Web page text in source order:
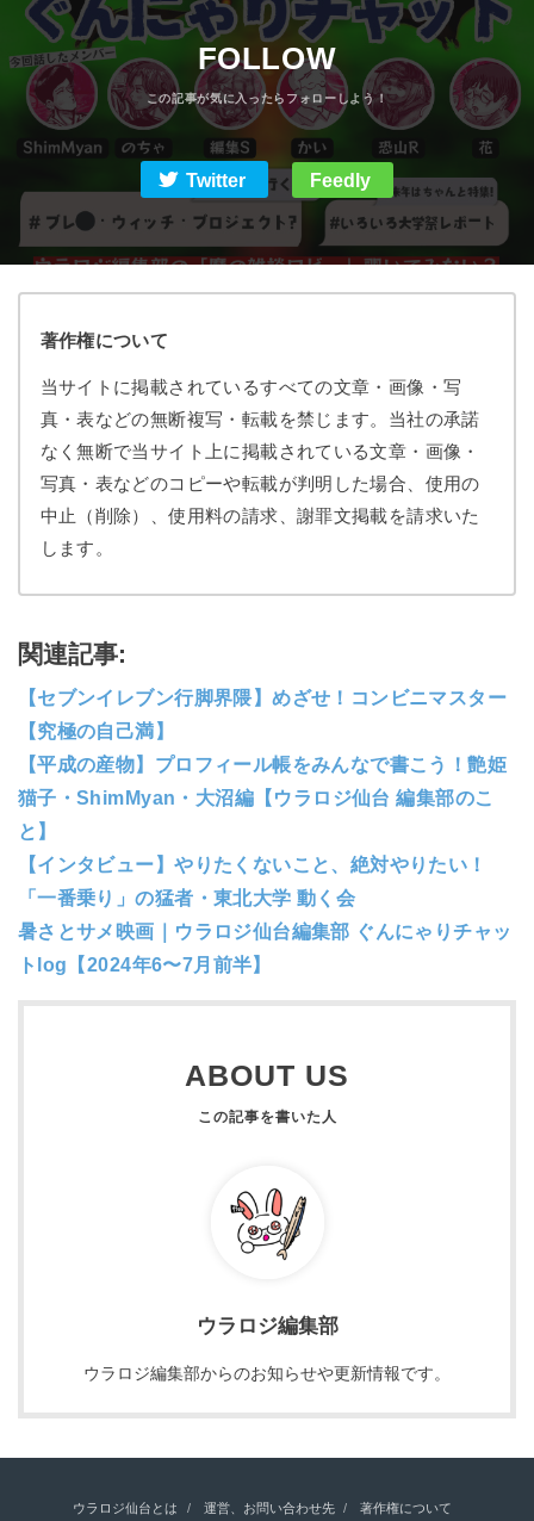
FOLLOW
Twitter Feedly
著作権について
当サイトに掲載されているすべての文章・画像・写
真・表などの無断複写・転載を禁じます。当社の承諾
なく無断で当サイト上に掲載されている文章・画像・
写真・表などのコピーや転載が判明した場合、使用の
中止（削除）、使用料の請求、謝罪文掲載を請求いた
します。
関連記事:
【セブンイレブン行脚界隈】めざせ！コンビニマスター
【究極の自己満】
【平成の産物】プロフィール帳をみんなで書こう！艶姫
猫子・ShimMyan・大沼編【ウラロジ仙台 編集部のこ
と】
【インタビュー】やりたくないこと、絶対やりたい！
「一番乗り」の猛者・東北大学 動く会
暑さとサメ映画｜ウラロジ仙台編集部 ぐんにゃりチャッ
トlog【2024年6〜7月前半】
ABOUT US
ウラロジ編集部
ウラロジ編集部からのお知らせや更新情報です。
ウラロジ仙台とは 運営、お問い合わせ先 著作権について